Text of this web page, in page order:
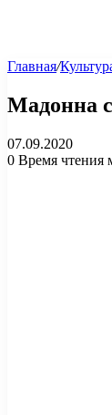
Главная/
Мадонна
07.09.2020
0 Время чтения